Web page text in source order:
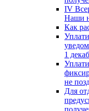
IV
Наши
Как
1
не
Для